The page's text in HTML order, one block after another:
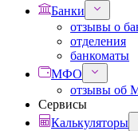
Банки
отзывы о
отделения
банкоматы
МФО
отзывы об
Сервисы
Калькуляторы